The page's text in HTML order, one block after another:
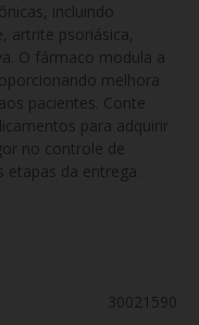
incluindo
artrite psoriásica,
O fármaco modula a
melhora
pacientes. Conte
para adquirir
no controle de
da entrega.
30021590